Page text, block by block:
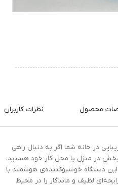
محصول نظرات کاربران
در خانه شما اگر به دنبال راهی
در منزل یا محل کار خود هستید،
این دستگاه خوشبوکننده‌ی هوشمند با
لطیف و ماندگار را در محیط